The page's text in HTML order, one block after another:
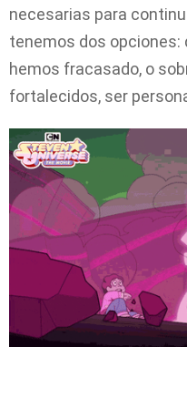
necesarias para
tenemos dos opciones:
hemos fracasado, o
fortalecidos, ser